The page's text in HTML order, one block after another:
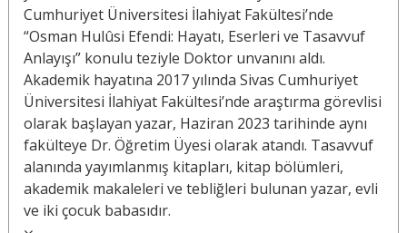
Cumhuriyet Üniversitesi İlahiyat Fakültesi’nde
“Osman Hulûsi Efendi: Hayatı, Eserleri ve Tasavvuf
Anlayışı” konulu teziyle Doktor unvanını aldı.
Akademik hayatına 2017 yılında Sivas Cumhuriyet
Üniversitesi İlahiyat Fakültesi’nde araştırma görevlisi
olarak başlayan yazar, Haziran 2023 tarihinde aynı
fakülteye Dr. Öğretim Üyesi olarak atandı. Tasavvuf
alanında yayımlanmış kitapları, kitap bölümleri,
akademik makaleleri ve tebliğleri bulunan yazar, evli
ve iki çocuk babasıdır.